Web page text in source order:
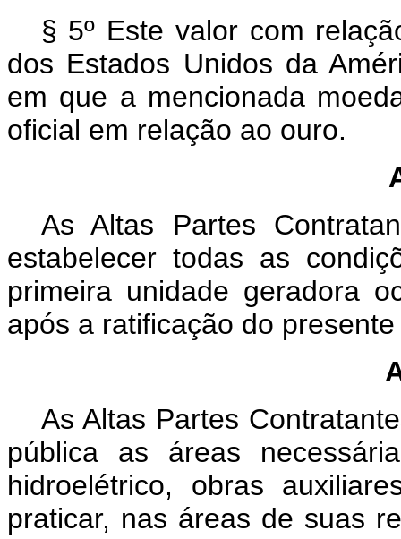
§ 5º Este valor com
dos Estados Unidos da
em que a mencionada
oficial em relação ao ouro.
As Altas Partes
estabelecer todas as
primeira unidade geradora
após a ratificação do
As Altas Partes
pública as áreas
hidroelétrico, obras
praticar, nas áreas de suas